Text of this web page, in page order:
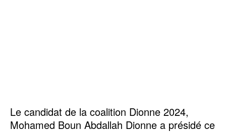
Le candidat de la coalition Dionne 2024,
Mohamed Boun Abdallah Dionne a présidé ce